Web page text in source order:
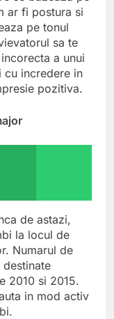
ar fi postura si
pe tonul
sa te
a unui
cu incredere in
pozitiva.
de astazi,
la locul de
Numarul de
2010 si 2015.
in mod activ